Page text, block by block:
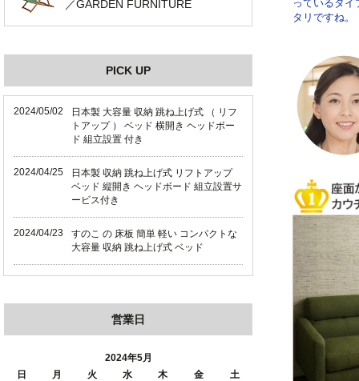
っているタ
タリですね。
／GARDEN FURNITURE
PICK UP
2024/05/02
日本製 大容量 収納 跳ね上げ式 （ リフ
トアップ ） ベッド 横開き ヘッドボー
ド 組立設置 付き
2024/04/25
日本製 収納 跳ね上げ式 リフトアップ
ベッド 縦開き ヘッドボード 組立設置サ
ービス付き
2024/04/23
すのこ の 床板 簡単 軽い コンパクトな
大容量 収納 跳ね上げ式 ベッド
2024/03/28
収納 付き 大容量 チェスト ベッド 日本
製 ヘッドボードなし
営業日
2024年5月
日
月 火 水 木 金
土